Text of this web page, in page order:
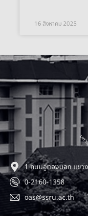
16 สิงหาคม 2025
1 ถนนอู่ทองนอก แขว
0-2160-1358
oas@ssru.ac.th